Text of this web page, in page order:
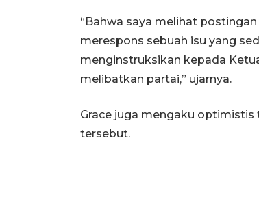
“Bahwa saya melihat
merespons sebuah isu yang
menginstruksikan kepada
melibatkan partai,” ujarnya.
Grace juga mengaku
tersebut.